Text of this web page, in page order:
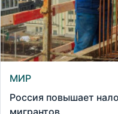
МИР
Россия повышает